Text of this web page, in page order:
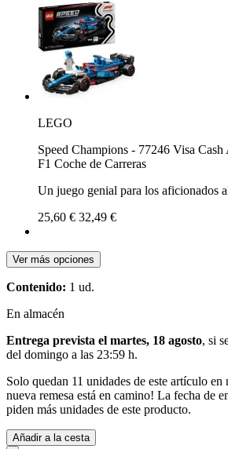
LEGO
Speed Champions - 77246 Visa
F1 Coche de Carreras
Un juego genial para los aficionados
25,60 € 32,49 €
Ver más opciones
Contenido: 1 ud.
En almacén
Entrega prevista el martes, 18 agosto, si
del domingo a las 23:59 h.
Solo quedan 11 unidades de este artículo en
nueva remesa está en camino! La fecha de
piden más unidades de este producto.
Añadir a la cesta